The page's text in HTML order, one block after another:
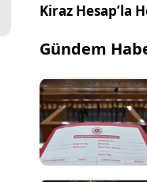
Kiraz Hesap’la
Gündem